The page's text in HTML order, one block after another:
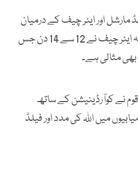
مارشل اور ایئر چیف کے درمیان
زبردست کوآرڈینیشن تھی جبکہ ایئر چیف نے 12 سے 14 دن جس
مثالی ہے۔
قوم نے کوآرڈینیشن کے ساتھ
میں اللہ کی مدد اور فیلڈ